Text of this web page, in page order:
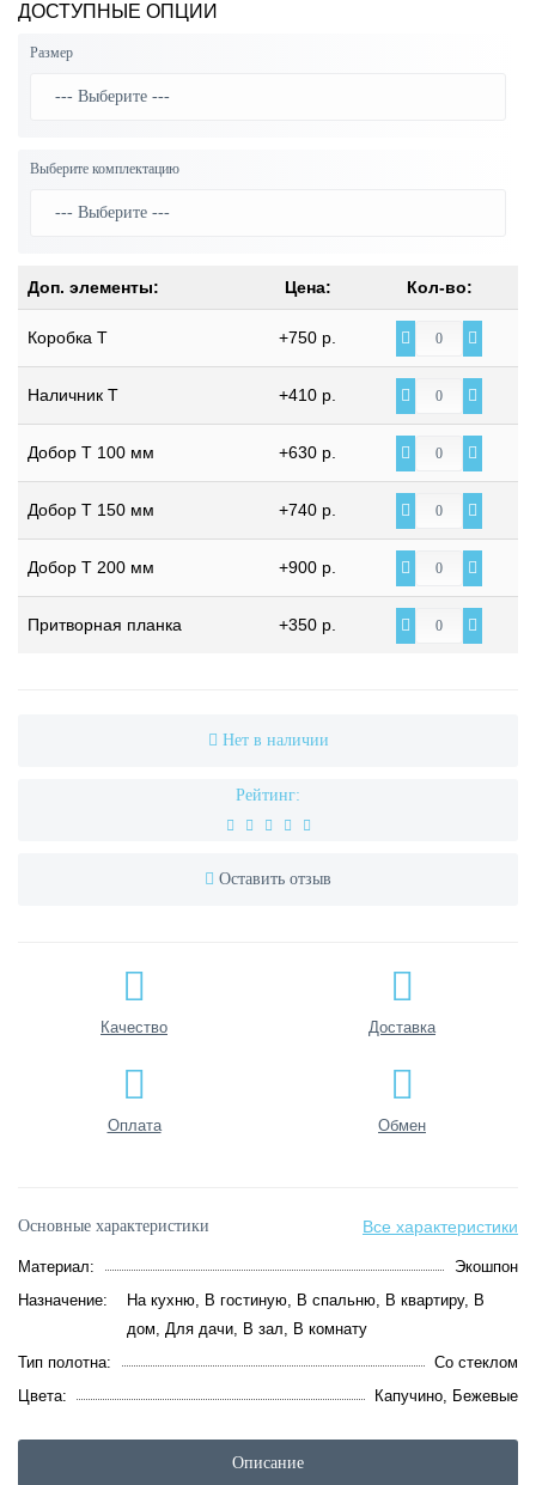
ДОСТУПНЫЕ ОПЦИИ
Размер
Выберите комплектацию
Доп. элементы: Цена: Кол-во:
Коробка Т +750 р.
Наличник Т +410 р.
Добор Т 100 мм +630 р.
Добор Т 150 мм +740 р.
Добор Т 200 мм +900 р.
Притворная планка +350 р.
Нет в наличии
Рейтинг:
Оставить отзыв
Качество Доставка
Оплата Обмен
Основные характеристики Все характеристики
Материал:
Экошпон
Назначение:
На кухню, В гостиную, В спальню, В квартиру, В
дом, Для дачи, В зал, В комнату
Тип полотна:
Со стеклом
Цвета:
Капучино, Бежевые
Описание